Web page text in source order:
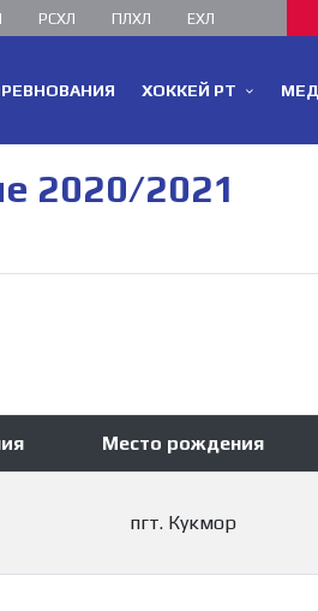
РСХЛ ПЛХЛ ЕХЛ
ХОККЕЙ РТ
2020/2021
Место рождения
пгт. Кукмор